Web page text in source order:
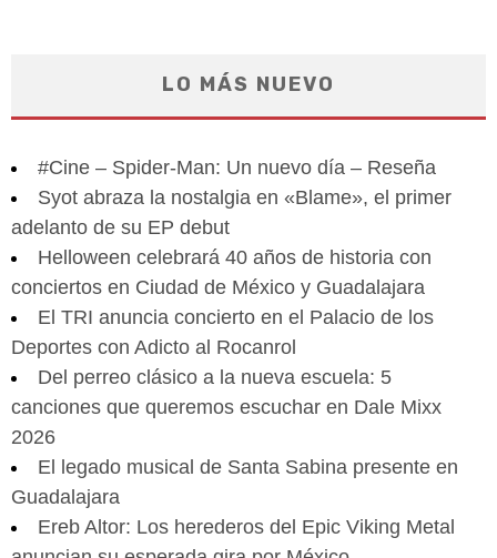
LO MÁS NUEVO
#Cine – Spider-Man: Un nuevo día – Reseña
Syot abraza la nostalgia en «Blame», el primer
adelanto de su EP debut
Helloween celebrará 40 años de historia con
conciertos en Ciudad de México y Guadalajara
El TRI anuncia concierto en el Palacio de los
Deportes con Adicto al Rocanrol
Del perreo clásico a la nueva escuela: 5
canciones que queremos escuchar en Dale Mixx
2026
El legado musical de Santa Sabina presente en
Guadalajara
Ereb Altor: Los herederos del Epic Viking Metal